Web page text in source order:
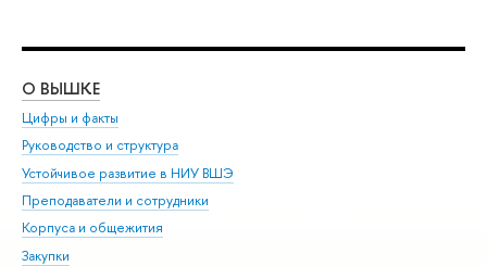
О ВЫШКЕ
Цифры и факты
Руководство и структура
Устойчивое развитие в НИУ ВШЭ
Преподаватели и сотрудники
Корпуса и общежития
Закупки